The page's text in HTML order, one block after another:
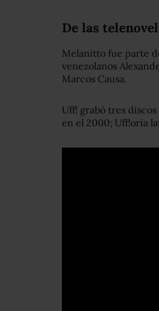
De las
Melanitto fue parte
venezolanos
Marcos Causa.
Uff! grabó tres
en el 2000; Uff!oria